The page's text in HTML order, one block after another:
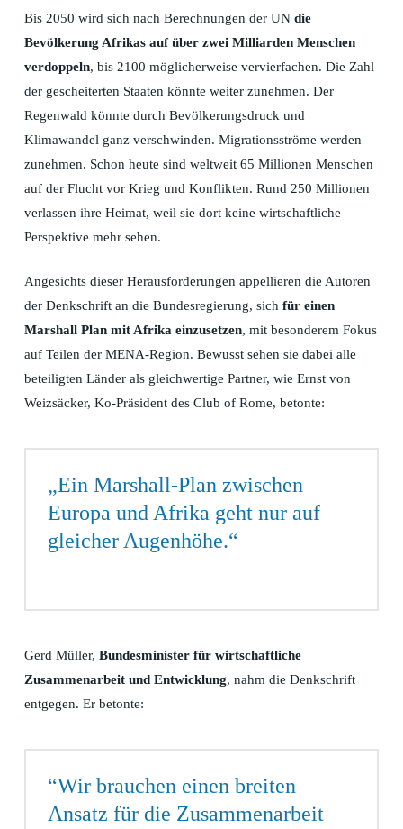
Bis 2050 wird sich nach Berechnungen der UN die
Bevölkerung Afrikas auf über zwei Milliarden Menschen
verdoppeln, bis 2100 möglicherweise vervierfachen. Die Zahl
der gescheiterten Staaten könnte weiter zunehmen. Der
Regenwald könnte durch Bevölkerungsdruck und
Klimawandel ganz verschwinden. Migrationsströme werden
zunehmen. Schon heute sind weltweit 65 Millionen Menschen
auf der Flucht vor Krieg und Konflikten. Rund 250 Millionen
verlassen ihre Heimat, weil sie dort keine wirtschaftliche
Perspektive mehr sehen.
Angesichts dieser Herausforderungen appellieren die Autoren
der Denkschrift an die Bundesregierung, sich für einen
Marshall Plan mit Afrika einzusetzen, mit besonderem Fokus
auf Teilen der MENA-Region. Bewusst sehen sie dabei alle
beteiligten Länder als gleichwertige Partner, wie Ernst von
Weizsäcker, Ko-Präsident des Club of Rome, betonte:
„Ein Marshall-Plan zwischen
Europa und Afrika geht nur auf
gleicher Augenhöhe.“
Gerd Müller, Bundesminister für wirtschaftliche
Zusammenarbeit und Entwicklung, nahm die Denkschrift
entgegen. Er betonte:
“Wir brauchen einen breiten
Ansatz für die Zusammenarbeit